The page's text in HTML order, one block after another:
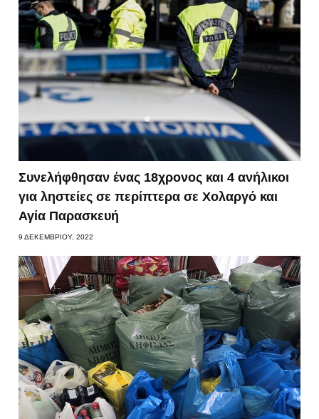
Συνελήφθησαν ένας 18χρονος και 4 ανήλικοι
για ληστείες σε περίπτερα σε Χολαργό και
Αγία Παρασκευή
9 ΔΕΚΕΜΒΡΊΟΥ, 2022